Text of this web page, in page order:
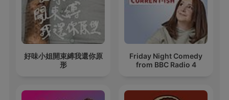
好味小姐開束縛我還你原
形
Friday Night Comedy
from BBC Radio 4